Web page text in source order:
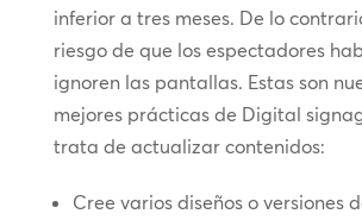
inferior a tres meses. De lo
riesgo de que los espectadores
ignoren las pantallas. Estas son
mejores prácticas de Digital
trata de actualizar contenidos:
Cree varios diseños o versiones